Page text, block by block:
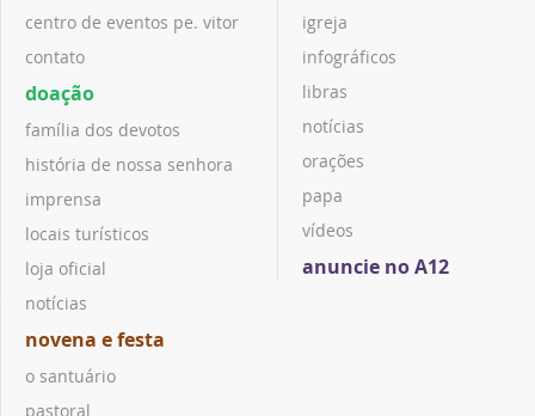
centro de eventos pe. vitor
contato
doação
família dos devotos
história de nossa senhora
imprensa
locais turísticos
loja oficial
notícias
novena e festa
o santuário
pastoral
igreja
infográficos
libras
notícias
orações
papa
vídeos
anuncie no A12